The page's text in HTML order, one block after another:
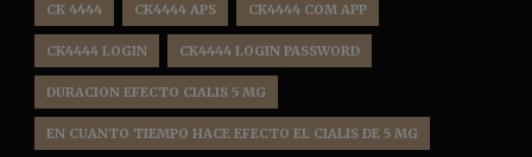
CK 4444 CK4444 APS CK4444 COM APP
CK4444 LOGIN CK4444 LOGIN PASSWORD
DURACION EFECTO CIALIS 5 MG
EN CUANTO TIEMPO HACE EFECTO EL CIALIS DE 5 MG